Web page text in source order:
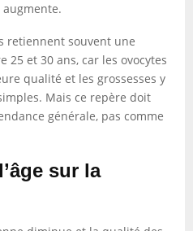
retiennent souvent une
et 30 ans, car les ovocytes
qualité et les grossesses y
Mais ce repère doit
générale, pas comme
sur la